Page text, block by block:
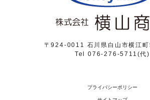
〒924-0011 石川県白山市横江
Tel 076-276-5711(代)
プライバシーポリシー